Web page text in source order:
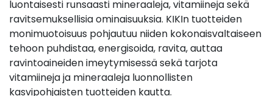
luontaisesti runsaasti mineraaleja, vitamiineja sekä
ravitsemuksellisia ominaisuuksia. KIKIn tuotteiden
monimuotoisuus pohjautuu niiden kokonaisvaltaiseen
tehoon puhdistaa, energisoida, ravita, auttaa
ravintoaineiden imeytymisessä sekä tarjota
vitamiineja ja mineraaleja luonnollisten
kasvipohjaisten tuotteiden kautta.